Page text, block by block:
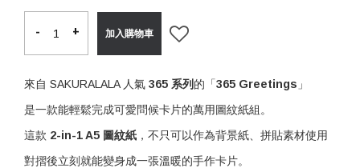
- +
- + 加入購物車
來自 SAKURALALA 人氣 365 系列 的「365 Greetings 」
是一款能輕鬆完成可愛問候卡片的萬用圖紋紙組。
這款 2-in-1 A5 圖紋紙 ，不只可以作為背景紙、拼貼素材使用
對摺後立刻就能變身成一張溫暖的手作卡片。